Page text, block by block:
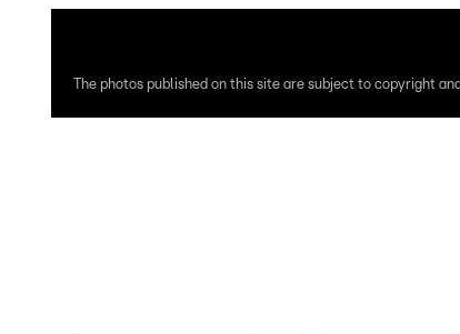
The photos published on this site are subject to copyright